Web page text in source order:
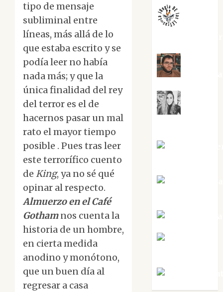
tipo de mensaje
subliminal entre
líneas, más allá de lo
que estaba escrito y se
podía leer no había
nada más; y que la
única finalidad del rey
del terror es el de
hacernos pasar un mal
rato el mayor tiempo
posible . Pues tras leer
este terrorífico cuento
de King, ya no sé qué
opinar al respecto.
Almuerzo en el Café
Gothamnos cuenta la
historia de un hombre,
en cierta medida
anodino y monótono,
que un buen día al
regresar a casa